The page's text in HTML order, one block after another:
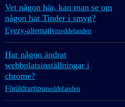
Vet någon här, kan man se om
någon har Tinder i smyg?
Eyezy-alternativmeddelanden
Har någon ändrat
webbplatsinställningar i
chrome?
Föräldrartipsmeddelanden